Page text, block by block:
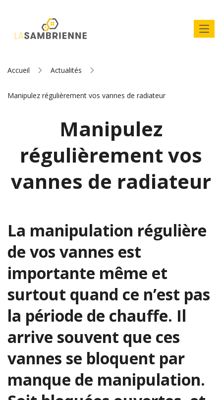
Accueil Actualités
Manipulez régulièrement vos vannes de radiateur
Manipulez
régulièrement vos
vannes de radiateur
La manipulation régulière
de vos vannes est
importante même et
surtout quand ce n’est pas
la période de chauffe. Il
arrive souvent que ces
vannes se bloquent par
manque de manipulation.